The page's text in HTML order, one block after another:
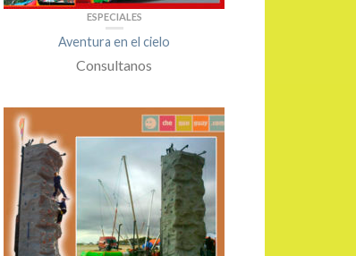
ESPECIALES
Aventura en el cielo
Consultanos